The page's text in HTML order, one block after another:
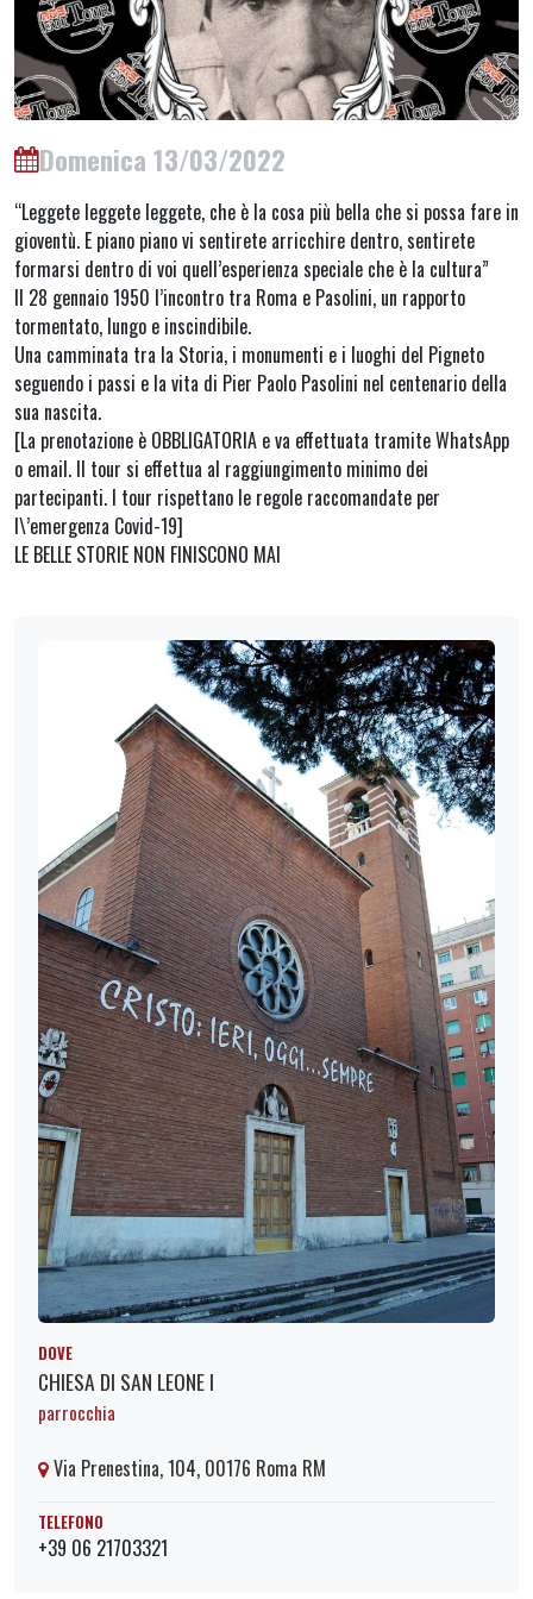
Domenica 13/03/2022
“Leggete leggete leggete, che è la cosa più bella che si possa fare in
gioventù. E piano piano vi sentirete arricchire dentro, sentirete
formarsi dentro di voi quell’esperienza speciale che è la cultura”
Il 28 gennaio 1950 l’incontro tra Roma e Pasolini, un rapporto
tormentato, lungo e inscindibile.
Una camminata tra la Storia, i monumenti e i luoghi del Pigneto
seguendo i passi e la vita di Pier Paolo Pasolini nel centenario della
sua nascita.
[La prenotazione è OBBLIGATORIA e va effettuata tramite WhatsApp
o email. Il tour si effettua al raggiungimento minimo dei
partecipanti. I tour rispettano le regole raccomandate per
l\’emergenza Covid-19]
LE BELLE STORIE NON FINISCONO MAI
DOVE
CHIESA DI SAN LEONE I
parrocchia
Via Prenestina, 104, 00176 Roma RM
TELEFONO
+39 06 21703321